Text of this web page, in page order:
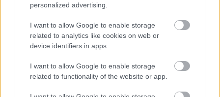
personalized advertising.
I want to allow Google to enable storage
related to analytics like cookies on web or
device identifiers in apps.
I want to allow Google to enable storage
related to functionality of the website or app.
Nap képe: nem most volt
fullthrottle•2012. április 11.
Fiatalok és vagányak: Chaz Davies, Leon Camier,
Jordi Torres, Casey Stoner, Julian Simon és Joan
Lascorz (nagyban).